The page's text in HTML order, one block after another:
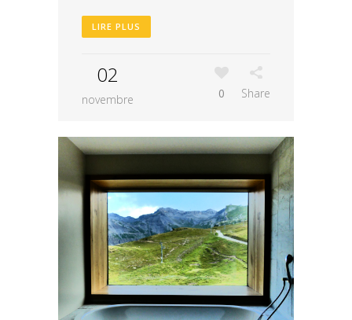
LIRE PLUS
02
novembre 0 Share